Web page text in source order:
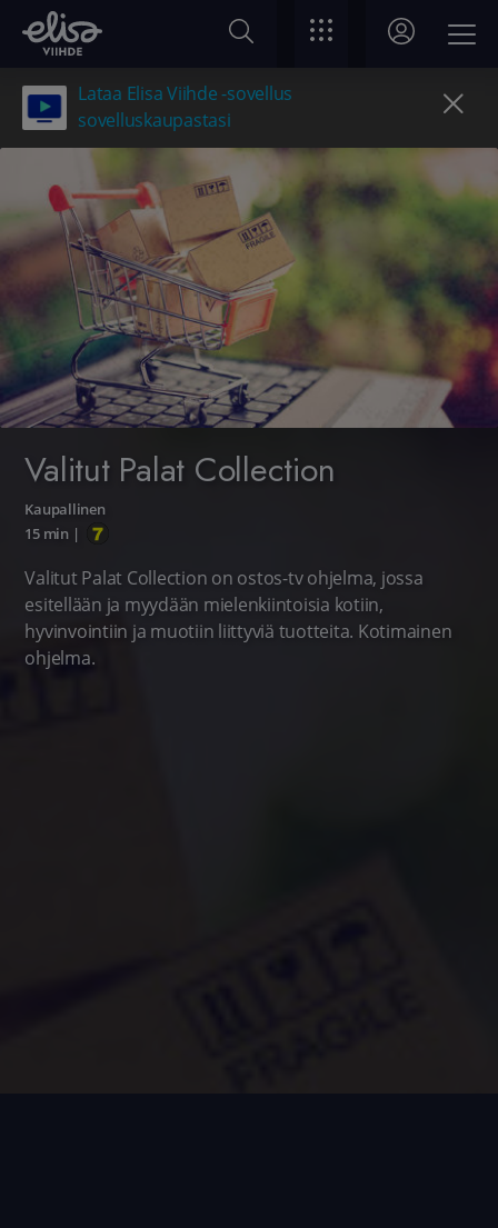
Lataa Elisa Viihde -sovellus
sovelluskaupastasi
Valitut Palat Collection
Kaupallinen
15 min |
Valitut Palat Collection on ostos-tv ohjelma, jossa
esitellään ja myydään mielenkiintoisia kotiin,
hyvinvointiin ja muotiin liittyviä tuotteita. Kotimainen
ohjelma.